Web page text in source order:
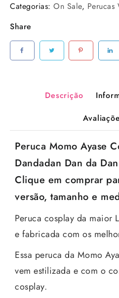
Categorias: On Sale, Perucas
Share
Descrição
Peruca Momo Ayase
Dandadan Dan da Dan
Clique em comprar
versão, tamanho e
Peruca cosplay da maior
e fabricada com os
Essa peruca da Momo
vem estilizada e com o
cosplay.